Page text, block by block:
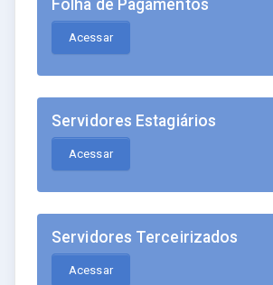
Folha de Pagamentos
Acessar
Servidores Estagiários
Acessar
Servidores Terceirizados
Acessar